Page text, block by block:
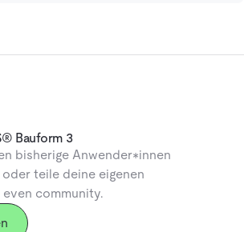
Bauform 3
bisherige Anwender*innen
teile deine eigenen
even community.